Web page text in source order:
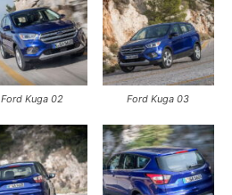
Ford Kuga 02 Ford Kuga 03